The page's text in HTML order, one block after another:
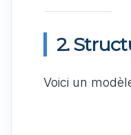
2.
Voici un